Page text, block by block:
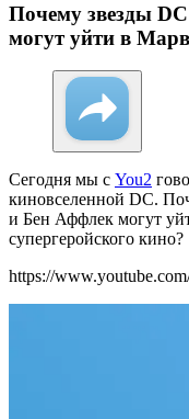
Почему звезды
могут уйти в
Сегодня мы с You2
киновселенной DC.
и Бен Аффлек могут
супергеройского кино?
https://